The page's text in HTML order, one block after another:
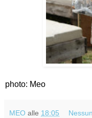
photo: Meo
MEO alle 18:05